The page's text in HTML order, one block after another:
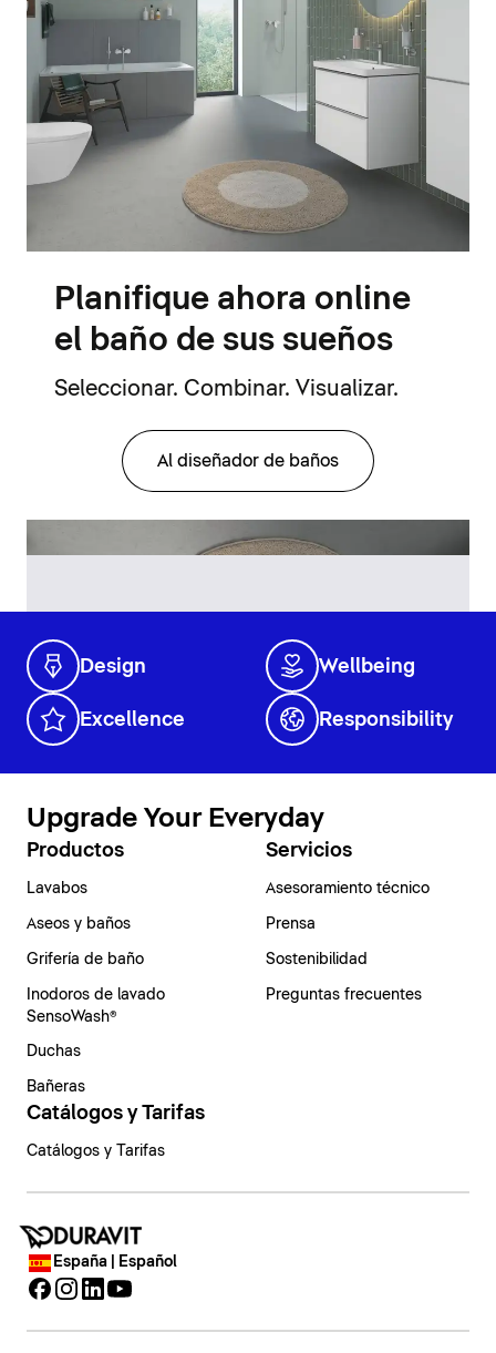
Planifique ahora online
el baño de sus sueños
Seleccionar. Combinar. Visualizar.
Al diseñador de baños
Design Wellbeing
Excellence Responsibility
Upgrade Your Everyday
Productos
Lavabos
Aseos y baños
Grifería de baño
Inodoros de lavado
SensoWash®
Duchas
Bañeras
Servicios
Asesoramiento técnico
Prensa
Sostenibilidad
Preguntas frecuentes
Catálogos y Tarifas
Catálogos y Tarifas
España | Español